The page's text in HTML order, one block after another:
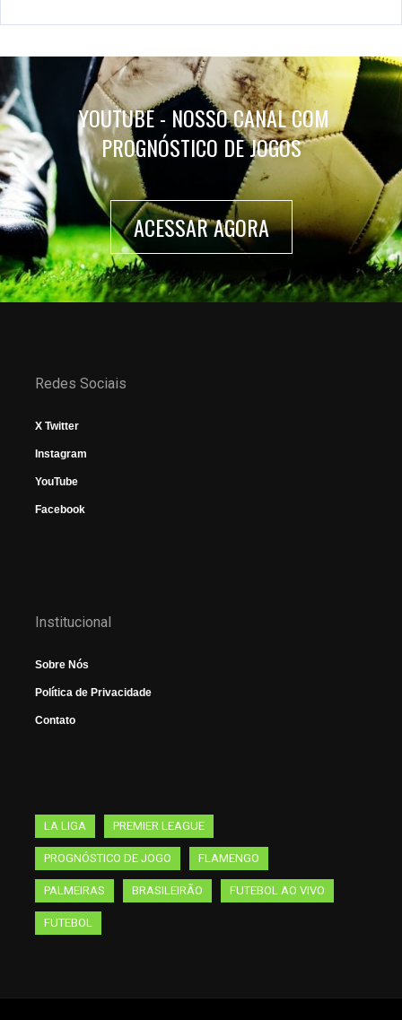
YOUTUBE - NOSSO CANAL COM
PROGNÓSTICO DE JOGOS
ACESSAR AGORA
Redes Sociais
X Twitter
Instagram
YouTube
Facebook
Institucional
Sobre Nós
Política de Privacidade
Contato
LA LIGA PREMIER LEAGUE
PROGNÓSTICO DE JOGO FLAMENGO
PALMEIRAS BRASILEIRÃO FUTEBOL AO VIVO
FUTEBOL